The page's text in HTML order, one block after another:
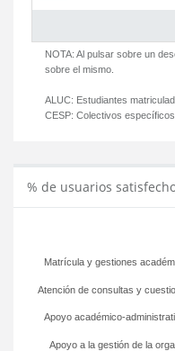
NOTA: Al pulsar sobre un
sobre el mismo.
ALUC: Estudiantes
CESP: Colectivos específicos
% de usuarios
Apoyo a la gestión de la
Apoyo académico-
Atención de consultas y
Matrícula y gestiones